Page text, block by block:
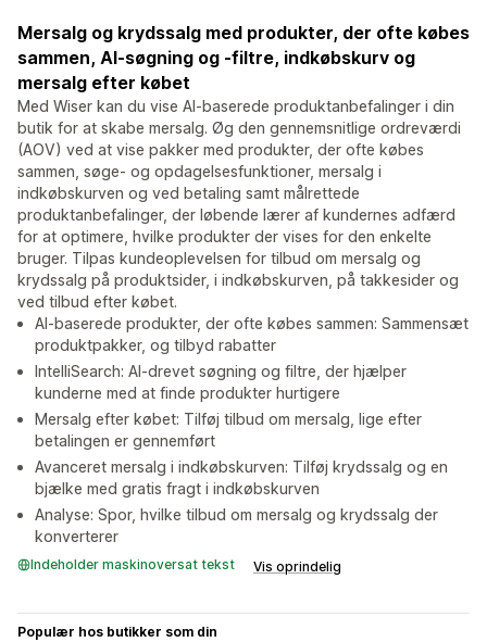
Mersalg og krydssalg med produkter, der ofte købes
sammen, AI-søgning og -filtre, indkøbskurv og
mersalg efter købet
Med Wiser kan du vise AI-baserede produktanbefalinger i din
butik for at skabe mersalg. Øg den gennemsnitlige ordreværdi
(AOV) ved at vise pakker med produkter, der ofte købes
sammen, søge- og opdagelsesfunktioner, mersalg i
indkøbskurven og ved betaling samt målrettede
produktanbefalinger, der løbende lærer af kundernes adfærd
for at optimere, hvilke produkter der vises for den enkelte
bruger. Tilpas kundeoplevelsen for tilbud om mersalg og
krydssalg på produktsider, i indkøbskurven, på takkesider og
ved tilbud efter købet.
AI-baserede produkter, der ofte købes sammen: Sammensæt
produktpakker, og tilbyd rabatter
IntelliSearch: AI-drevet søgning og filtre, der hjælper
kunderne med at finde produkter hurtigere
Mersalg efter købet: Tilføj tilbud om mersalg, lige efter
betalingen er gennemført
Avanceret mersalg i indkøbskurven: Tilføj krydssalg og en
bjælke med gratis fragt i indkøbskurven
Analyse: Spor, hvilke tilbud om mersalg og krydssalg der
konverterer
Indeholder maskinoversat tekst Vis oprindelig
Populær hos butikker som din